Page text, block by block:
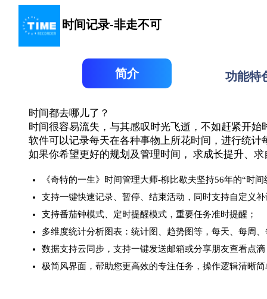
时间记录-非走不可
简介 功能特
时间都去哪儿了？
时间很容易流失，与其感叹时光飞逝，不如赶紧开
软件可以记录每天在各种事物上所花时间，进行统
如果你希望更好的规划及管理时间， 求成长提升、
《奇特的一生》时间管理大师-柳比歇夫坚持56年的“时
支持一键快速记录、暂停、结束活动，同时支持自定义
支持番茄钟模式、定时提醒模式，重要任务准时提醒；
多维度统计分析图表：统计图、趋势图等，每天、每周
数据支持云同步，支持一键发送邮箱或分享朋友查看点
极简风界面，帮助您更高效的专注任务，操作逻辑清晰